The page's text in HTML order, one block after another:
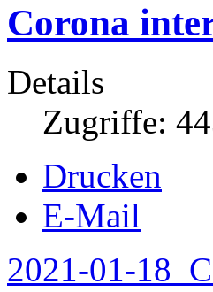
Corona
Details
Zugriffe:
Drucken
E-Mail
2021-01-